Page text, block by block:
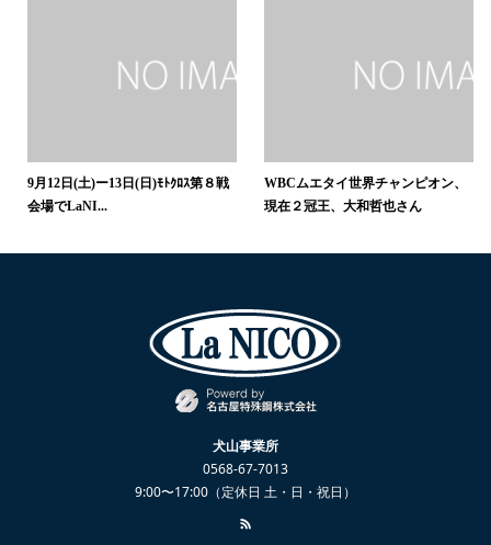
9月12日(土)ー13日(日)ﾓﾄｸﾛｽ第８戦
会場でLaNI...
WBCムエタイ世界チャンピオン、
現在２冠王、大和哲也さん
犬山事業所
0568-67-7013
9:00〜17:00（定休日 土・日・祝日）